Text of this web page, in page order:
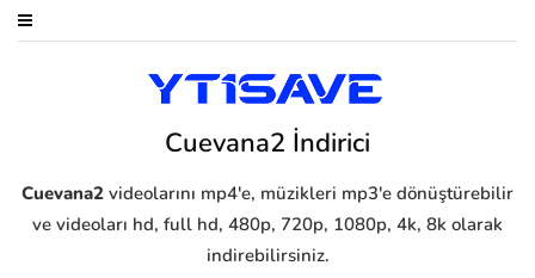
Cuevana2 İndirici
Cuevana2 videolarını mp4'e, müzikleri mp3'e dönüştürebilir
ve videoları hd, full hd, 480p, 720p, 1080p, 4k, 8k olarak
indirebilirsiniz.